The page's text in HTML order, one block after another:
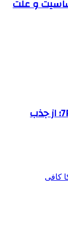
و علت
خدمات شبکه‌های اجتماعی 7Panel؛ از جذب
کافی